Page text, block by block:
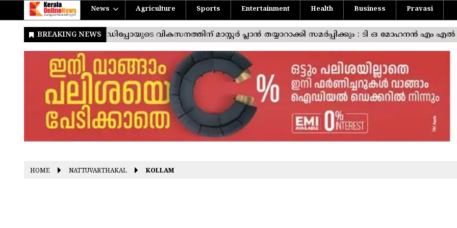
News Agriculture Sports Entertainment Health Business Pravasi
HOME NATTUVARTHAKAL KOLLAM